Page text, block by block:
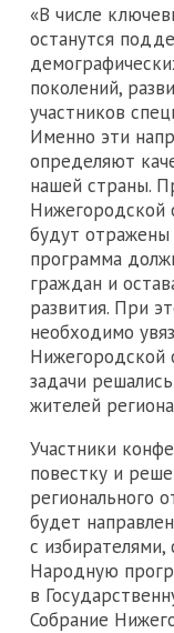
«В числе
останутся
поколений,
участников
Именно эти
определяют
нашей страны.
Нижегородской
будут
программа
граждан и
развития. При
необходимо
Нижегородской
задачи
жителей
Участники
повестку и
регионального
будет
с
Народную
в
Собрание